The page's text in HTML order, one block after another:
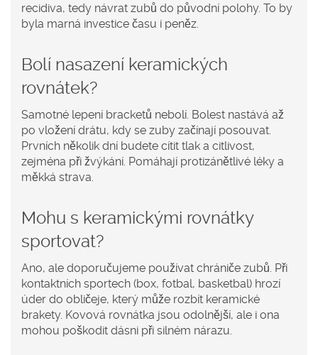
recidiva, tedy návrat zubů do původní polohy. To by
byla marná investice času i peněz.
Bolí nasazení keramických
rovnátek?
Samotné lepení bracketů nebolí. Bolest nastává až
po vložení drátu, kdy se zuby začínají posouvat.
Prvních několik dní budete cítit tlak a citlivost,
zejména při žvýkání. Pomáhají protizánětlivé léky a
měkká strava.
Mohu s keramickými rovnátky
sportovat?
Ano, ale doporučujeme používat chrániče zubů. Při
kontaktních sportech (box, fotbal, basketbal) hrozí
úder do obličeje, který může rozbít keramické
brakety. Kovová rovnátka jsou odolnější, ale i ona
mohou poškodit dásni při silném nárazu.